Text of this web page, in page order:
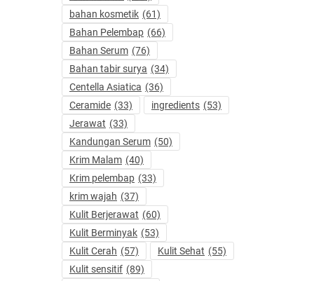
bahan kosmetik (61)
Bahan Pelembap (66)
Bahan Serum (76)
Bahan tabir surya (34)
Centella Asiatica (36)
Ceramide (33) ingredients (53)
Jerawat (33)
Kandungan Serum (50)
Krim Malam (40)
Krim pelembap (33)
krim wajah (37)
Kulit Berjerawat (60)
Kulit Berminyak (53)
Kulit Cerah (57) Kulit Sehat (55)
Kulit sensitif (89)